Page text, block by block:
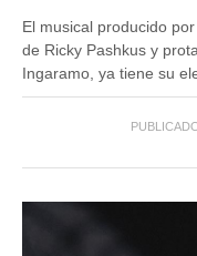
El musical producido
de Ricky Pashkus y
Ingaramo, ya tiene su